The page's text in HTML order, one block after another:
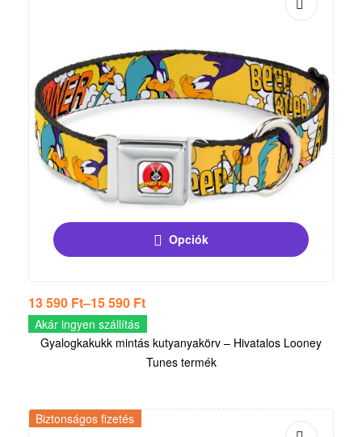
Opciók
13 590 Ft–15 590 Ft
Akár ingyen szállítás
Gyalogkakukk mintás kutyanyakörv – Hivatalos Looney
Tunes termék
Biztonságos fizetés